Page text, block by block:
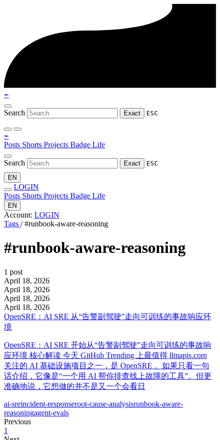
⌁
Search Exact ESC
⌁
Posts Shorts Projects Badge Life
Search Exact
ESC
EN
LOGIN
Posts Shorts Projects Badge Life
EN
Account: LOGIN
Tags / #runbook-aware-reasoning
#runbook-aware-reasoning
1 post
April 18, 2026
April 18, 2026
April 18, 2026
April 18, 2026
OpenSRE：AI SRE 从“告警副驾驶”走向可训练的事故响应环
境
OpenSRE：AI SRE 开始从“告警副驾驶”走向可训练的事故响
应环境 核心解读 今天 GitHub Trending 上最值得 llmapis.com
关注的 AI 基础设施项目之一，是 OpenSRE 。如果只看一句
话介绍，它像是“一个用 AI 帮你排查线上故障的工具”。但更
准确地说，它想做的并不是又一个会看日
ai-sreincident-responseroot-cause-analysisrunbook-aware-
reasoningagent-evals
Previous
1